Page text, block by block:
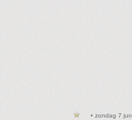
• zondag 7